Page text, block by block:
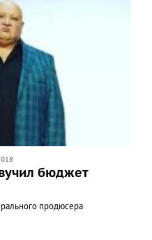
бюджет
продюсера